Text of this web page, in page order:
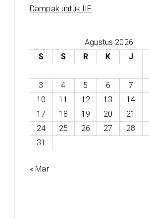
Dampak untuk IIF
Agustus 2026
S
S R K J
3
4 5 6 7
10
11 12 13 14
17
18 19 20 21
24
25 26 27 28
31
« Mar